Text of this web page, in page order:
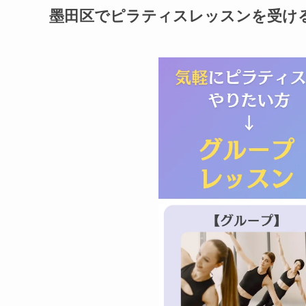
墨田区でピラティスレッスンを受け